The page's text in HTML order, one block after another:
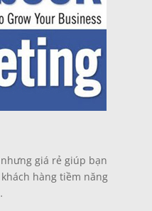
giá rẻ giúp bạn
hàng tiềm năng